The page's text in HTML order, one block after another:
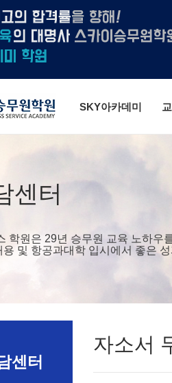
SKY아카데미
센터
학원은 29년 승무원 교육 노하우
용 및 항공과대학 입시에서 좋은
센터
자소서